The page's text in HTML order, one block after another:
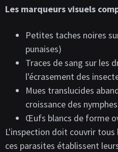
Les marqueurs visuels
Petites taches noires
punaises)
Traces de sang sur les
l'écrasement des
Mues translucides
croissance des nymphes
Œufs blancs de forme
L'inspection doit couvrir
ces parasites établissent